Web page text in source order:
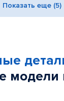
Показать еще (5)
модели